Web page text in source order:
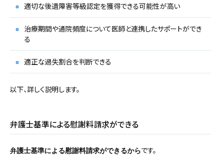
適切な後遺障害等級認定を獲得できる可能性が高い
治療期間や通院頻度について医師と連携したサポートができ
る
適正な過失割合を判断できる
以下、詳しく説明します。
弁護士基準による慰謝料請求ができる
弁護士基準による慰謝料請求ができるからです。